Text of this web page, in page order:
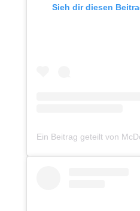
Sieh dir diesen